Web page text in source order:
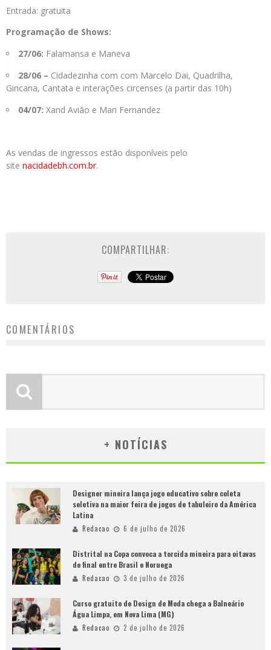
Entrada: gratuita
Programação de Shows:
27/06: Falamansa e Maneva
28/06 – Cidadezinha com com Marcelo Dai, Quadrilha,
Gincana, Cantata e interações circenses (a partir das 10h)
04/07: Xand Avião e Mari Fernandez
As vendas de ingressos estão disponíveis pelo
site nacidadebh.com.br.
COMPARTILHAR:
COMENTÁRIOS
+ NOTÍCIAS
Designer mineira lança jogo educativo sobre coleta
seletiva na maior feira de jogos de tabuleiro da América
Latina
Redacao 6 de julho de 2026
Distrital na Copa convoca a torcida mineira para oitavas
de final entre Brasil e Noruega
Redacao 3 de julho de 2026
Curso gratuito de Design de Moda chega a Balneário
Água Limpa, em Nova Lima (MG)
Redacao 2 de julho de 2026